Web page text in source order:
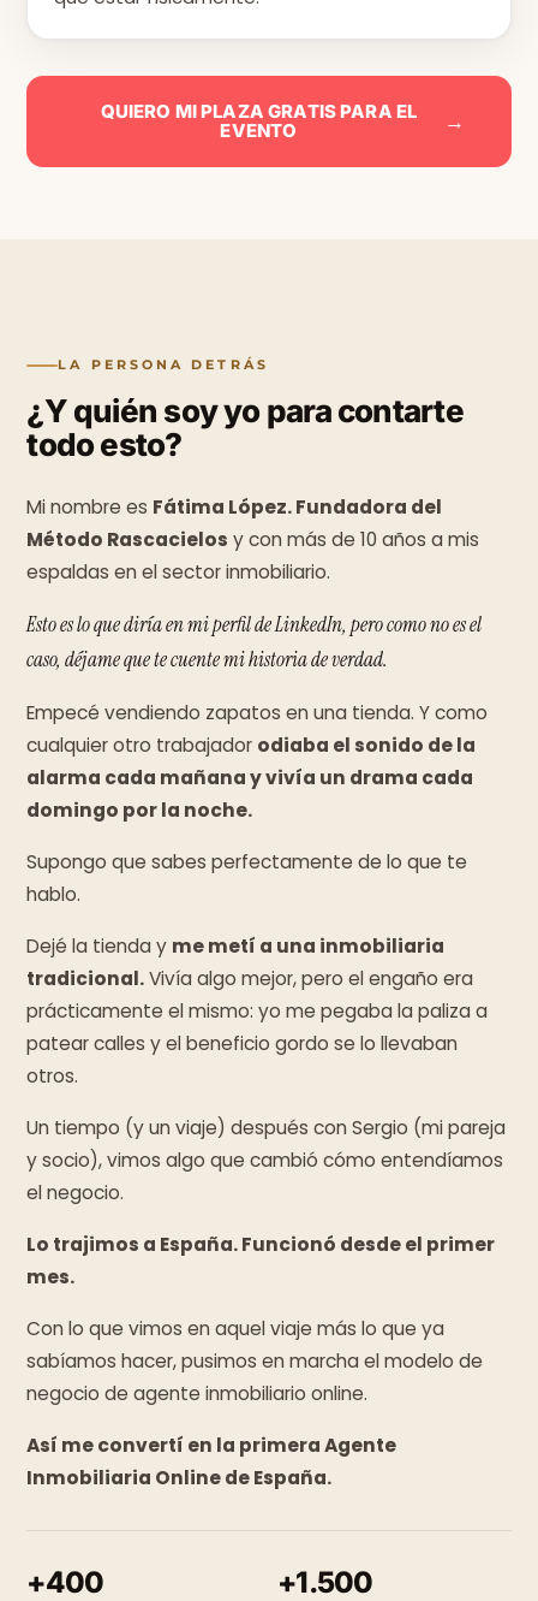
QUIERO MI PLAZA GRATIS PARA EL
EVENTO
→
López
LA PERSONA DETRÁS
¿Y quién soy yo para contarte
todo esto?
Mi nombre es Fátima López. Fundadora del
Método Rascacielos y con más de 10 años a mis
espaldas en el sector inmobiliario.
Esto es lo que diría en mi perfil de LinkedIn, pero como no es el
caso, déjame que te cuente mi historia de verdad.
Empecé vendiendo zapatos en una tienda. Y como
cualquier otro trabajador odiaba el sonido de la
alarma cada mañana y vivía un drama cada
domingo por la noche.
Supongo que sabes perfectamente de lo que te
hablo.
Dejé la tienda y me metí a una inmobiliaria
tradicional.Vivía algo mejor, pero el engaño era
prácticamente el mismo: yo me pegaba la paliza a
patear calles y el beneficio gordo se lo llevaban
otros.
Un tiempo (y un viaje) después con Sergio (mi pareja
y socio), vimos algo que cambió cómo entendíamos
el negocio.
Lo trajimos a España. Funcionó desde el primer
mes.
Con lo que vimos en aquel viaje más lo que ya
sabíamos hacer, pusimos en marcha el modelo de
negocio de agente inmobiliario online.
Así me convertí en la primera Agente
Inmobiliaria Online de España.
+400 +1.500